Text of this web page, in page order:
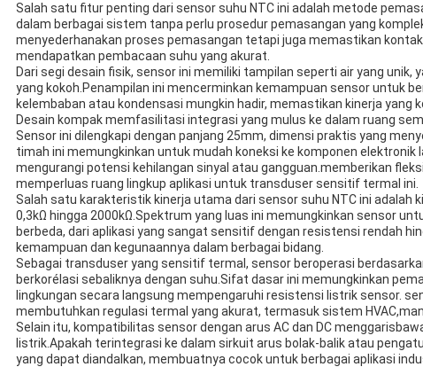
Salah satu fitur penting dari sensor suhu NTC ini adalah metode
dalam berbagai sistem tanpa perlu prosedur pemasangan yang
menyederhanakan proses pemasangan tetapi juga memastikan
mendapatkan pembacaan suhu yang akurat.
Dari segi desain fisik, sensor ini memiliki tampilan seperti air yang
yang kokoh.Penampilan ini mencerminkan kemampuan sensor untuk
kelembaban atau kondensasi mungkin hadir, memastikan kinerja yang
Desain kompak memfasilitasi integrasi yang mulus ke dalam ruang
Sensor ini dilengkapi dengan panjang 25mm, dimensi praktis yang
timah ini memungkinkan untuk mudah koneksi ke komponen elektronik
mengurangi potensi kehilangan sinyal atau gangguan.memberikan
memperluas ruang lingkup aplikasi untuk transduser sensitif termal ini.
Salah satu karakteristik kinerja utama dari sensor suhu NTC ini adalah
0,3kΩ hingga 2000kΩ.Spektrum yang luas ini memungkinkan sensor
berbeda, dari aplikasi yang sangat sensitif dengan resistensi rendah
kemampuan dan kegunaannya dalam berbagai bidang.
Sebagai transduser yang sensitif termal, sensor beroperasi
berkorélasi sebaliknya dengan suhu.Sifat dasar ini memungkinkan
lingkungan secara langsung mempengaruhi resistensi listrik sensor.
membutuhkan regulasi termal yang akurat, termasuk sistem
Selain itu, kompatibilitas sensor dengan arus AC dan DC
listrik.Apakah terintegrasi ke dalam sirkuit arus bolak-balik atau
yang dapat diandalkan, membuatnya cocok untuk berbagai aplikasi